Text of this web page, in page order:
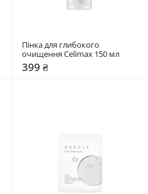
Пінка для глибокого
очищення Celimax 150 мл
399 ₴